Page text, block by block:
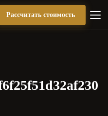
Рассчитать стоимость